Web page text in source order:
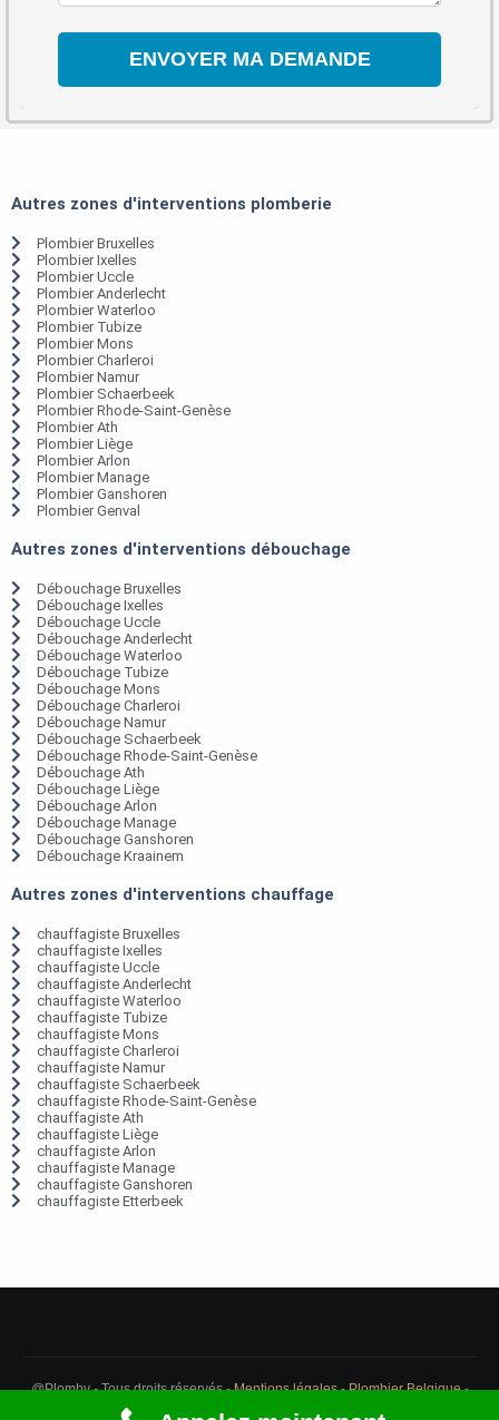
Autres zones d'interventions plomberie
Plombier Bruxelles
Plombier Ixelles
Plombier Uccle
Plombier Anderlecht
Plombier Waterloo
Plombier Tubize
Plombier Mons
Plombier Charleroi
Plombier Namur
Plombier Schaerbeek
Plombier Rhode-Saint-Genèse
Plombier Ath
Plombier Liège
Plombier Arlon
Plombier Manage
Plombier Ganshoren
Plombier Genval
Autres zones d'interventions débouchage
Débouchage Bruxelles
Débouchage Ixelles
Débouchage Uccle
Débouchage Anderlecht
Débouchage Waterloo
Débouchage Tubize
Débouchage Mons
Débouchage Charleroi
Débouchage Namur
Débouchage Schaerbeek
Débouchage Rhode-Saint-Genèse
Débouchage Ath
Débouchage Liège
Débouchage Arlon
Débouchage Manage
Débouchage Ganshoren
Débouchage Kraainem
Autres zones d'interventions chauffage
chauffagiste Bruxelles
chauffagiste Ixelles
chauffagiste Uccle
chauffagiste Anderlecht
chauffagiste Waterloo
chauffagiste Tubize
chauffagiste Mons
chauffagiste Charleroi
chauffagiste Namur
chauffagiste Schaerbeek
chauffagiste Rhode-Saint-Genèse
chauffagiste Ath
chauffagiste Liège
chauffagiste Arlon
chauffagiste Manage
chauffagiste Ganshoren
chauffagiste Etterbeek
@Plomby - Tous droits réservés -Mentions légales-Plombier Belgique-
Débouchage Belgique